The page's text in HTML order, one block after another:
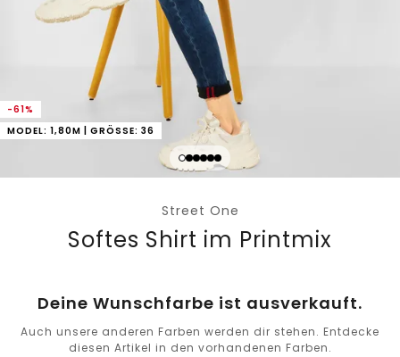
-61%
MODEL: 1,80M | GRÖSSE: 36
Street One
Softes Shirt im Printmix
Deine Wunschfarbe ist ausverkauft.
Auch unsere anderen Farben werden dir stehen. Entdecke
diesen Artikel in den vorhandenen Farben.